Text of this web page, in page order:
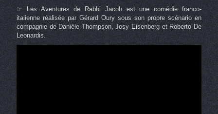
☞ Les Aventures de Rabbi Jacob est une comédie franco-
italienne réalisée par Gérard Oury sous son propre scénario en
compagnie de Danièle Thompson, Josy Eisenberg et Roberto De
Leonardis.